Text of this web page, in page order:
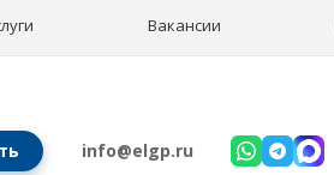
Вакансии
info@elgp.ru